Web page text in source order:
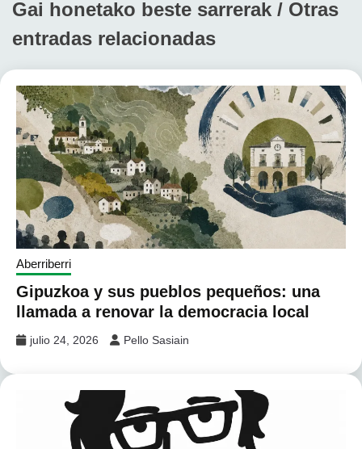
Gai honetako beste sarrerak / Otras
entradas relacionadas
Aberriberri
Gipuzkoa y sus pueblos pequeños: una
llamada a renovar la democracia local
julio 24, 2026 Pello Sasiain